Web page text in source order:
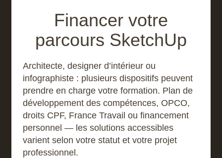
Financer votre
parcours SketchUp
Architecte, designer d’intérieur ou
infographiste : plusieurs dispositifs peuvent
prendre en charge votre formation. Plan de
développement des compétences, OPCO,
droits CPF, France Travail ou financement
personnel — les solutions accessibles
varient selon votre statut et votre projet
professionnel.